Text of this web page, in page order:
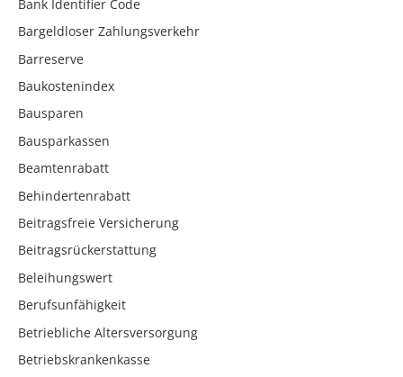
Bank Identifier Code
Bargeldloser Zahlungsverkehr
Barreserve
Baukostenindex
Bausparen
Bausparkassen
Beamtenrabatt
Behindertenrabatt
Beitragsfreie Versicherung
Beitragsrückerstattung
Beleihungswert
Berufsunfähigkeit
Betriebliche Altersversorgung
Betriebskrankenkasse